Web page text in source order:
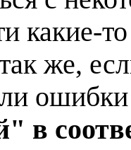
какие-
же,
в